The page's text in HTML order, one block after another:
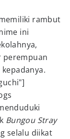
rambut
ini
perempuan
Bungou Stray
selalu diikat